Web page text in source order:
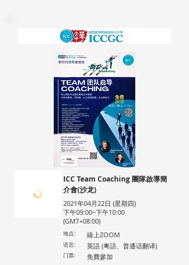
ICC Team Coaching 團隊啟導簡
介會(沙龙)
2021年04月22日 (星期四)
下午09:00~下午10:00
(GMT+08:00)
地点: 線上ZOOM
语言: 英語 (粤語、普通话翻译)
门票: 免費參加